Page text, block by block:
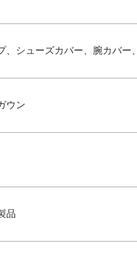
、シューズカバー、腕カバー、
ウン
品